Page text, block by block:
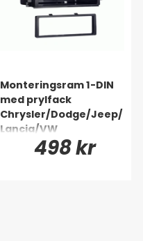
Monteringsram 1-DIN
med prylfack
Chrysler/Dodge/Jeep/
Lancia/VW
498 kr